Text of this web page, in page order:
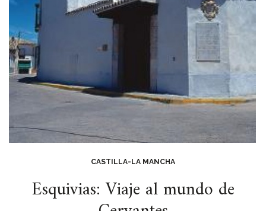
CASTILLA-LA MANCHA
Esquivias: Viaje al mundo de